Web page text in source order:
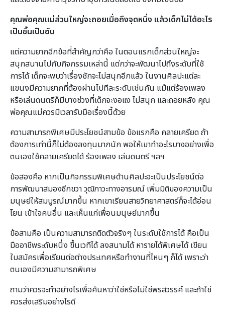
คุณพ่อคุณแม่ส่วนใหญ่จะถอยเมื่อถึงจุดหนึ่ง แล้วเด็กไม่ได้อะไร
เป็นชิ้นเป็นอัน
แต่ความยากอีกข้อที่สำคัญกว่าคือ ในตอนแรกเด็กส่วนใหญ่จะ
สนุกสนานไปกับกิจกรรมเหล่านี้ แต่กว่าจะพัฒนาไปถึงระดับที่ใช้
การได้ เด็กจะพบว่าเรื่องชักจะไม่สนุกอีกแล้ว ในงานศิลปะแต่ละ
แขนงมีความยากที่ต้องผ่านไปทีละระดับเช่นกัน แม้แต่ร้องเพลง
หรือเล่นดนตรีก็มีบางช่วงที่เด็กจะงอแง ไม่สนุก และถอยหลัง คุณ
พ่อคุณแม่ควรมีเวลารับมือเรื่องนี้ด้วย
ความสามารถพิเศษมีประโยชน์สามข้อ ข้อแรกคือ คลายเครียด ถ้า
ต้องการเท่านี้ก็ไม่ต้องลงทุนมากนัก พอให้เขาทำอะไรบางอย่างเพื่อ
ตนเองใช้คลายเครียดได้ ร้องเพลง เล่นดนตรี ฯลฯ
ข้อสองคือ หากเป็นกิจกรรมพิเศษด้านศิลปะจะเป็นประโยชน์ต่อ
การพัฒนาสมองซีกขวา วุฒิภาวะทางอารมณ์ เพิ่มมิติของความเป็น
มนุษย์ให้สมบูรณ์มากขึ้น หากเขาเรียนสายวิทยาศาสตร์ก็จะได้อ่อน
โยน เข้าใจคนอื่น และเห็นแก่เพื่อนมนุษย์มากขึ้น
ข้อสามคือ เป็นความสามารถติดตัวจริงๆ ในระดับใช้การได้ คือเป็น
มืออาชีพระดับหนึ่ง ขึ้นเวทีได้ ลงสนามได้ หารายได้พิเศษได้ เขียน
ใบสมัครเพื่อเรียนต่อต่างประเทศหรือทำงานที่ไหนๆ ก็ได้ เพราะว่า
ตนเองมีความสามารถพิเศษ
ถามว่าควรจะทำอย่างไรเพื่อค้นหาว่าใช่หรือไม่ใช่พรสวรรค์ และถ้าใช่
ควรส่งเสริมอย่างไรดี